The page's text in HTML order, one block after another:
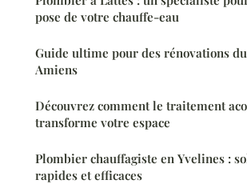
pose de votre chauffe-eau
Guide ultime pour des rénovations
Amiens
Découvrez comment le traitement
transforme votre espace
Plombier chauffagiste en Yvelines :
rapides et efficaces